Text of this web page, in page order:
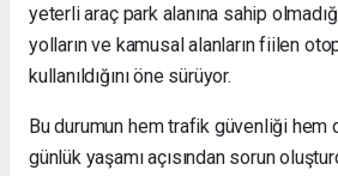
yeterli araç park alanına sahip
yolların ve kamusal alanların fiilen
kullanıldığını öne sürüyor.
Bu durumun hem trafik güvenliği
günlük yaşamı açısından sorun